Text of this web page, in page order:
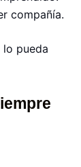
compañía.
lo pueda